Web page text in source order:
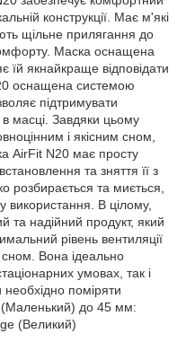
конструкції. Має м'які
щільне прилягання до
Маска оснащена
їй якнайкраще відповідати
оснащена системою
підтримувати
в масці. Завдяки цьому
і якісним сном,
AirFit N20 має просту
та зняття її з
розбирається та миється,
використання. В цілому,
та надійний продукт, який
рівень вентиляції
Вона ідеально
умовах, так і
поміряти
(Маленький) до 45 мм:
(Великий)